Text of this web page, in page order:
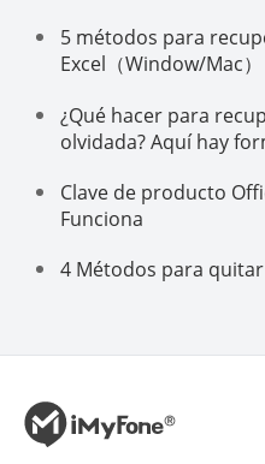
5 métodos para
Excel（Window/Mac）
¿Qué hacer para
olvidada? Aquí hay
Clave de producto
Funciona
4 Métodos para